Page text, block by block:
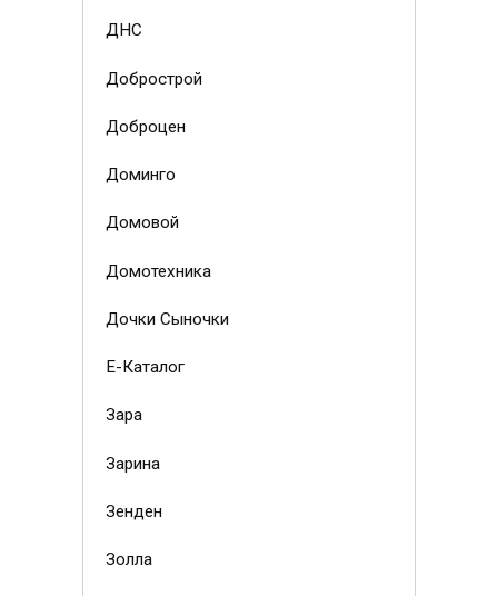
ДНС
Добрострой
Доброцен
Доминго
Домовой
Домотехника
Дочки Сыночки
Е-Каталог
Зара
Зарина
Зенден
Золла